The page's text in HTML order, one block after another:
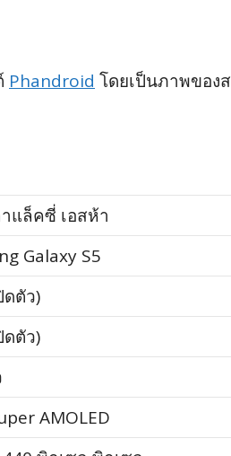
Phandroid โดยเป็นภาพของ
แล็คซี่ เอสห้า
Galaxy S5
ดตัว)
ดตัว)
AMOLED